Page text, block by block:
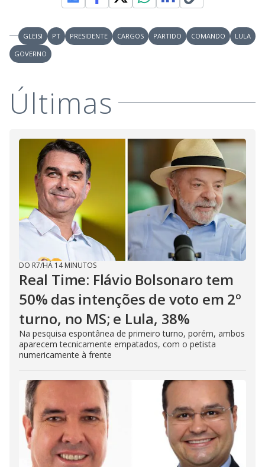
GLEISI PT PRESIDENTE CARGOS PARTIDO COMANDO
LULA
GOVERNO
Últimas
DO R7/HÁ 14 MINUTOS
Real Time: Flávio Bolsonaro tem
50% das intenções de voto em 2º
turno, no MS; e Lula, 38%
Na pesquisa espontânea de primeiro turno, porém, ambos
aparecem tecnicamente empatados, com o petista
numericamente à frente